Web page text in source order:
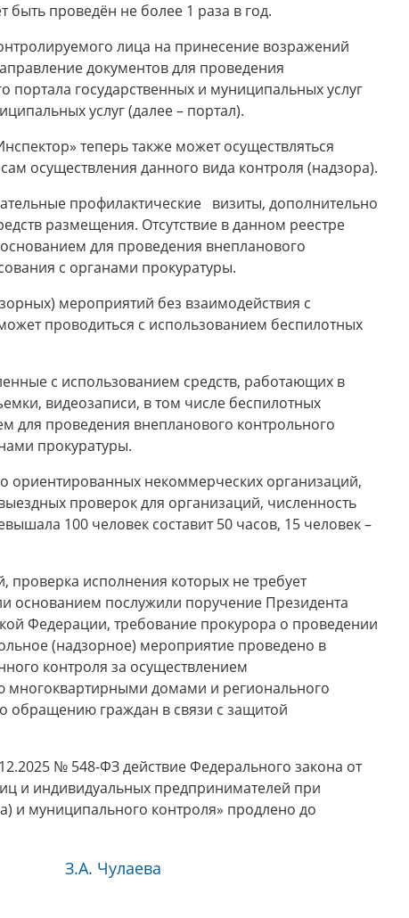
проведён не более 1 раза в год.
лица на принесение возражений
документов для проведения
государственных и муниципальных услуг
услуг (далее – портал).
теперь также может осуществляться
осуществления данного вида контроля (надзора).
профилактические визиты, дополнительно
размещения. Отсутствие в данном реестре
для проведения внепланового
с органами прокуратуры.
мероприятий без взаимодействия с
проводиться с использованием беспилотных
с использованием средств, работающих в
видеозаписи, в том числе беспилотных
для проведения внепланового контрольного
прокуратуры.
ориентированных некоммерческих организаций,
проверок для организаций, численность
100 человек составит 50 часов, 15 человек –
проверка исполнения которых не требует
основанием послужили поручение Президента
Федерации, требование прокурора о проведении
(надзорное) мероприятие проведено в
контроля за осуществлением
многоквартирными домами и регионального
обращению граждан в связи с защитой
№ 548-ФЗ действие Федерального закона от
и индивидуальных предпринимателей при
и муниципального контроля» продлено до
З.А. Чулаева